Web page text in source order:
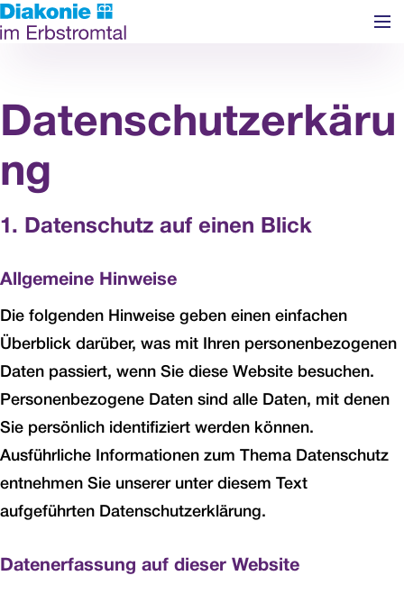
Navigation überspringen
Datenschutzerkäru
ng
1. Datenschutz auf einen Blick
Allgemeine Hinweise
Die folgenden Hinweise geben einen einfachen
Überblick darüber, was mit Ihren personenbezogenen
Daten passiert, wenn Sie diese Website besuchen.
Personenbezogene Daten sind alle Daten, mit denen
Sie persönlich identifiziert werden können.
Ausführliche Informationen zum Thema Datenschutz
entnehmen Sie unserer unter diesem Text
aufgeführten Datenschutzerklärung.
Datenerfassung auf dieser Website